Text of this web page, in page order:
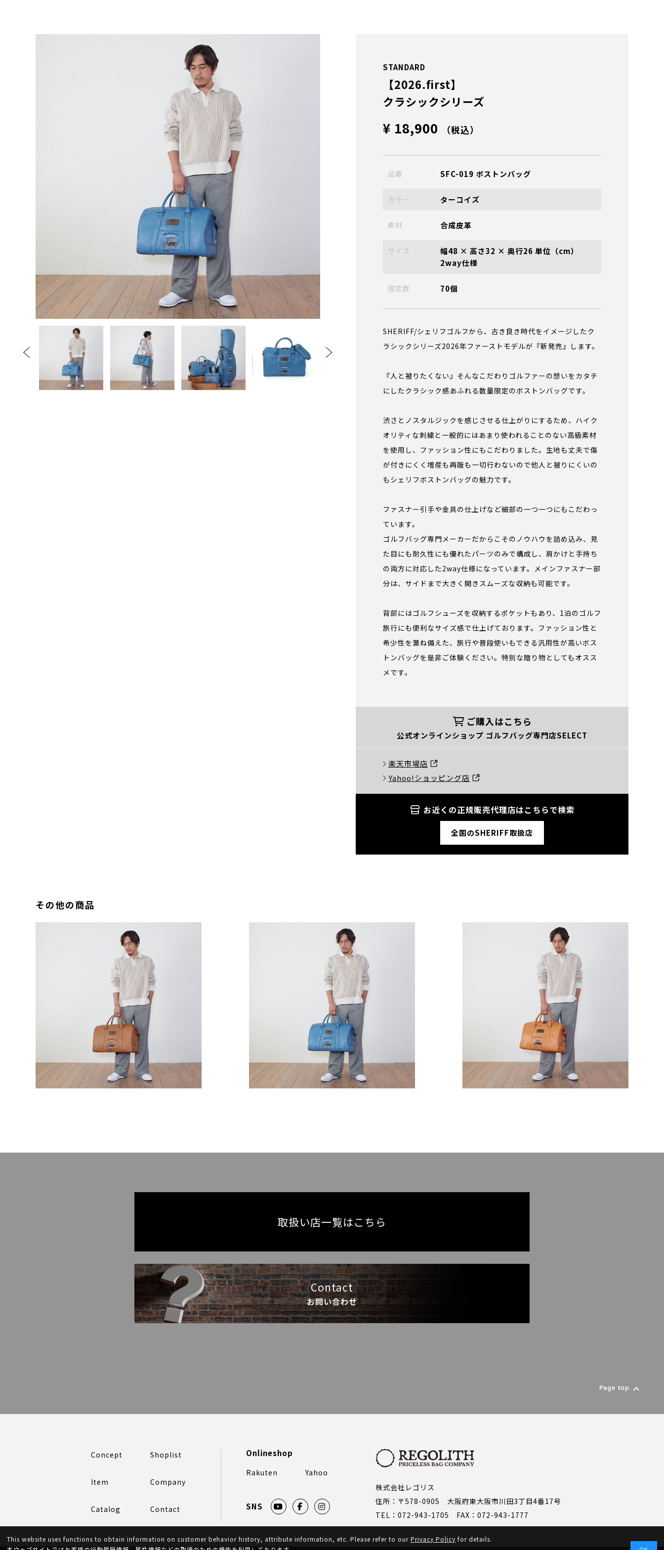
STANDARD
【2026.first】
クラシックシリーズ
¥ 18,900 （税込）
品番 SFC-019 ボストンバッグ
カラー ターコイズ
素材 合成皮革
サイズ
幅48 × 高さ32 × 奥行26 単位（cm）
2way仕様
限定数 70個
SHERIFF/シェリフゴルフから、古き良き時代をイメージしたク
ラシックシリーズ2026年ファーストモデルが『新発売』します。
『人と被りたくない』そんなこだわりゴルファーの想いをカタチ
にしたクラシック感あふれる数量限定のボストンバッグです。
渋さとノスタルジックを感じさせる仕上がりにするため、ハイク
オリティな刺繍と一般的にはあまり使われることのない高級素材
を使用し、ファッション性にもこだわりました。生地も丈夫で傷
が付きにくく増産も再販も一切行わないので他人と被りにくいの
もシェリフボストンバッグの魅力です。
ファスナー引手や金具の仕上げなど細部の一つ一つにもこだわっ
ています。
ゴルフバッグ専門メーカーだからこそのノウハウを詰め込み、見
た目にも耐久性にも優れたパーツのみで構成し、肩かけと手持ち
の両方に対応した2way仕様になっています。メインファスナー部
分は、サイドまで大きく開きスムーズな収納も可能です。
背部にはゴルフシューズを収納するポケットもあり、1泊のゴルフ
旅行にも便利なサイズ感で仕上げております。ファッション性と
希少性を兼ね備えた、旅行や普段使いもできる汎用性が高いボス
トンバッグを是非ご体験ください。特別な贈り物としてもオスス
メです。
ご購入はこちら
公式オンラインショップ ゴルフバッグ専門店SELECT
楽天市場店
Yahoo!ショッピング店
お近くの正規販売代理店はこちらで検索
全国のSHERIFF取扱店
その他の商品
取扱い店一覧はこちら
Contact
お問い合わせ
Page top
Concept Shoplist
Item Company
Catalog Contact
Onlineshop
Rakuten Yahoo
SNS
株式会社レゴリス
住所：〒578-0905 大阪府東大阪市川田3丁目4番17号
TEL：072-943-1705 FAX：072-943-1777
This website uses functions to obtain information on customer behavior history, attribute information, etc. Please refer to ourPrivacy Policy for details.